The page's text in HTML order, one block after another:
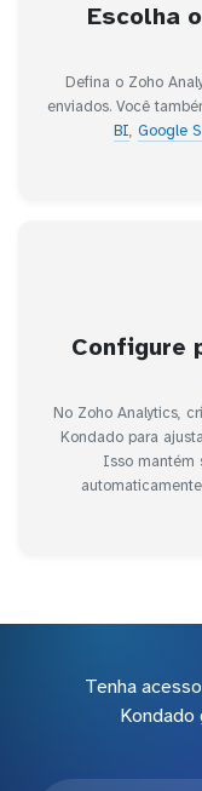
Escolha
Defina o Zoho
enviados. Você
BI, Google
Configure
No Zoho Analytics,
Kondado para
Isso mantém
Tenha